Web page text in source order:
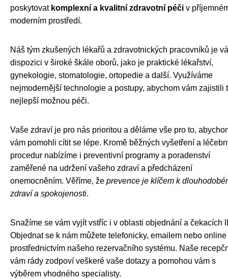
poskytovat komplexní a kvalitní zdravotní péči v
moderním prostředí.
Náš tým zkušených lékařů a zdravotnických pracovníků je
dispozici v široké škále oborů, jako je praktické lékařství,
gynekologie, stomatologie, ortopedie a další. Využíváme
nejmodernější technologie a postupy, abychom vám zajistili
nejlepší možnou péči.
Vaše zdraví je pro nás prioritou a děláme vše pro to,
vám pomohli cítit se lépe. Kromě běžných vyšetření a
procedur nabízíme i preventivní programy a poradenství
zaměřené na udržení vašeho zdraví a předcházení
onemocněním. Věříme, že prevence je klíčem k
zdraví a spokojenosti.
Snažíme se vám vyjít vstříc i v oblasti objednání a čekacích
Objednat se k nám můžete telefonicky, emailem nebo online
prostřednictvím našeho rezervačního systému. Naše
vám rády zodpoví veškeré vaše dotazy a pomohou vám s
výběrem vhodného specialisty.